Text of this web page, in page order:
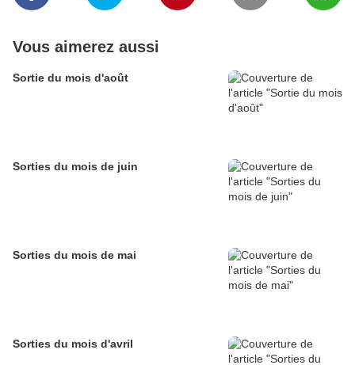
Vous aimerez aussi
Sortie du mois d'août
Sorties du mois de juin
Sorties du mois de mai
Sorties du mois d'avril